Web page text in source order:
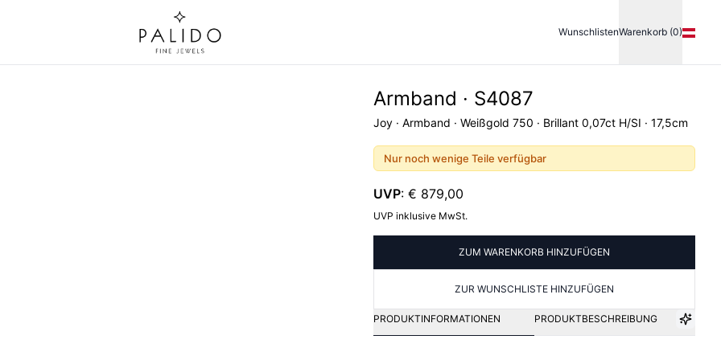
WunschlistenWarenkorb (0)
Armband · S4087
Joy · Armband · Weißgold 750 · Brillant 0,07ct H/SI · 17,5cm
Nur noch wenige Teile verfügbar
UVP: € 879,00
UVP inklusive MwSt.
ZUM WARENKORB HINZUFÜGEN
ZUR WUNSCHLISTE HINZUFÜGEN
PRODUKTINFORMATIONEN PRODUKTBESCHREIBUNG